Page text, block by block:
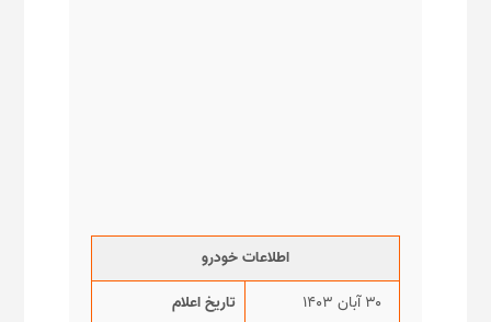
اطلاعات خودرو
تاریخ اعلام